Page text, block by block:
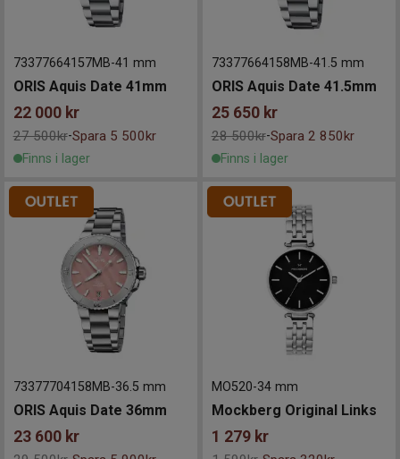
73377664157MB-41 mm
ORIS Aquis Date 41mm
22 000 kr
27 500kr-Spara 5 500kr
Finns i lager
73377664158MB-41.5 mm
ORIS Aquis Date 41.5mm
25 650 kr
28 500kr-Spara 2 850kr
Finns i lager
73377704158MB-36.5 mm
ORIS Aquis Date 36mm
23 600 kr
MO520-34 mm
Mockberg Original Links
1 279 kr